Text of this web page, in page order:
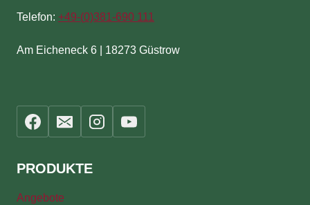
Telefon: +49-(0)381-690 111
Am Eicheneck 6 | 18273 Güstrow
PRODUKTE
Angebote